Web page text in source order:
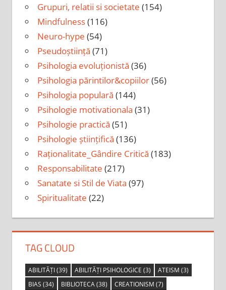
Grupuri, relatii si societate (154)
Mindfulness(116)
Neuro-hype (54)
Pseudoștiință (71)
Psihologia evoluționistă (36)
Psihologia părintilor&copiilor(56)
Psihologia populară (144)
Psihologie motivationala (31)
Psihologie practică (51)
Psihologie științifică (136)
Raționalitate_Gândire Critică (183)
Responsabilitate (217)
Sanatate si Stil de Viata (97)
Spiritualitate (22)
TAG CLOUD
ABILITĂȚI(39) ABILITĂȚI PSIHOLOGICE (3) ATEISM (3)
BIAS (34) BIBLIOTECA(38) CREATIONISM (7)